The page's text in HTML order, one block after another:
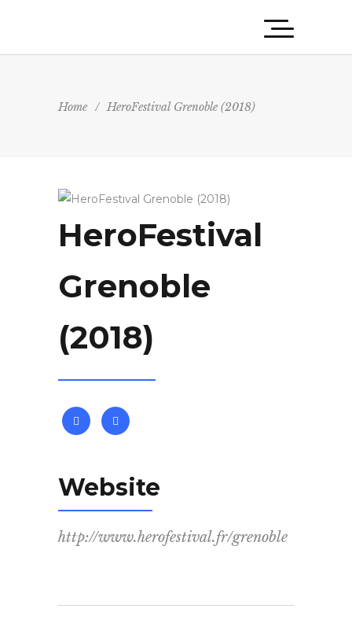
Home / HeroFestival Grenoble (2018)
HeroFestival
Grenoble
(2018)
Website
http://www.herofestival.fr/grenoble